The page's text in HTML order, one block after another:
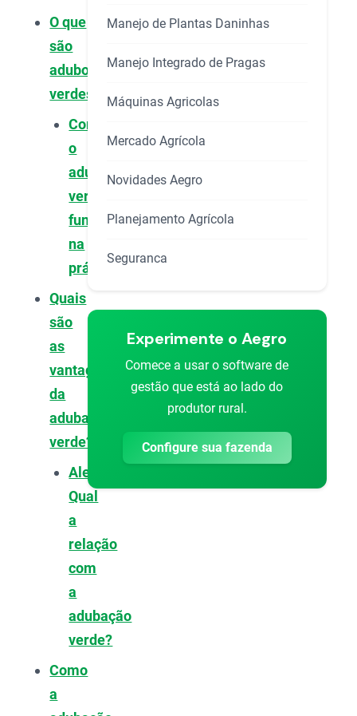
O que
são
adubos
verdes?
Como
o
adubo
verde
funciona
na
prática?
Quais
são
as
vantagens
da
adubação
verde?
Alelopatia:
Qual
a
relação
com
a
adubação
verde?
Como
a
Manejo de Plantas Daninhas
Manejo Integrado de Pragas
Máquinas Agricolas
Mercado Agrícola
Novidades Aegro
Planejamento Agrícola
Seguranca
Experimente o Aegro
Comece a usar o software de
gestão que está ao lado do
produtor rural.
Configure sua fazenda